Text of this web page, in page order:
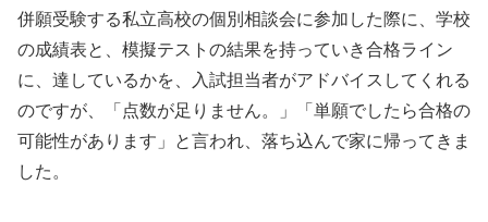
併願受験する私立高校の個別相談会に参加した際に、学校
の成績表と、模擬テストの結果を持っていき合格ライン
に、達しているかを、入試担当者がアドバイスしてくれる
のですが、「点数が足りません。」「単願でしたら合格の
可能性があります」と言われ、落ち込んで家に帰ってきま
した。